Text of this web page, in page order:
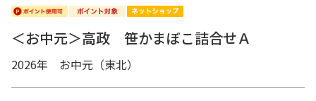
＜お中元＞高政 笹かまぼこ詰合せＡ
2026年 お中元（東北）